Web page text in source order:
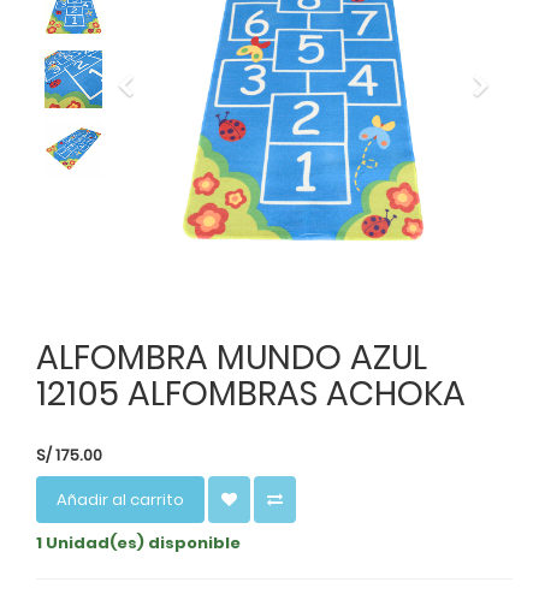
Previous
ALFOMBRA MUNDO AZUL
12105 ALFOMBRAS ACHOKA
S/175.00
Añadir al carrito
1 Unidad(es) disponible